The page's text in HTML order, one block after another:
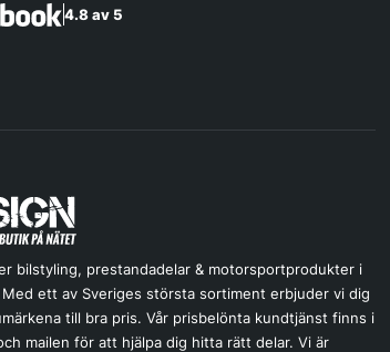
4.8 av 5
bilstyling, prestandadelar & motorsportprodukter i
ett av Sveriges största sortiment erbjuder vi dig
till bra pris. Vår prisbelönta kundtjänst finns i
mailen för att hjälpa dig hitta rätt delar. Vi är